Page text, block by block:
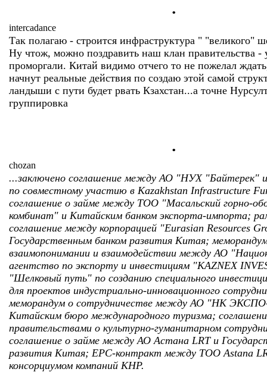
.
intercadance
Так полагаю - строится инфраструктура " "великого"
Ну чтож, можно поздравить наш клан правительства -
проморгали. Китай видимо отчего то не пожелал
начнут реальные действия по создаю этой самой
ландыши с пути будет рвать Кзахстан...а точне
группировка
.
chozan
...заключено соглашение между АО "НУХ
по совместному участию в Kazakhstan Infrastructure
соглашение о займе между ТОО "Масальский горно-
комбинат" и Китайским банком экспорта-импорта;
соглашение между корпорацией "Eurasian Resources
Государственным банком развития Китая;
взаимопонимании и взаимодействии между АО
агентство по экспорту и инвестициям "KAZNEX
"Шелковый путь" по созданию специального
для проектов индустриально-инновационного
меморандум о сотрудничестве между АО "НК
Китайским бюро международного туризма;
правительствами о культурно-гуманитарном
соглашение о займе между АО Астана LRT и
развития Китая; EPC-контракт между ТОО Astana
консорциумом компаний КНР.